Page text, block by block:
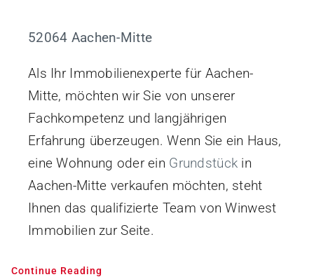
52064 Aachen-Mitte
Als Ihr Immobilienexperte für Aachen-
Mitte, möchten wir Sie von unserer
Fachkompetenz und langjährigen
Erfahrung überzeugen. Wenn Sie ein Haus,
eine Wohnung oder ein Grundstück in
Aachen-Mitte verkaufen möchten, steht
Ihnen das qualifizierte Team von Winwest
Immobilien zur Seite.
Continue Reading